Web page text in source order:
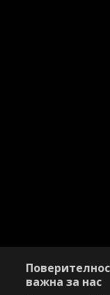
важна за нас